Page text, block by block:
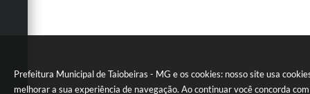
Prefeitura Municipal de Taiobeiras - MG e os cookies: nosso site usa
melhorar a sua experiência de navegação. Ao continuar você concorda